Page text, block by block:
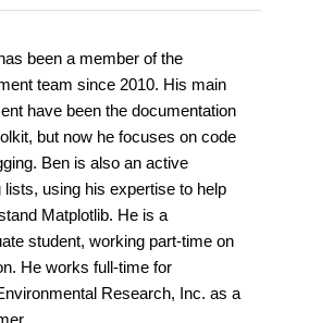
been a member of the
team since 2010. His main
have been the documentation
but now he focuses on code
Ben is also an active
using his expertise to help
Matplotlib. He is a
student, working part-time on
He works full-time for
Research, Inc. as a